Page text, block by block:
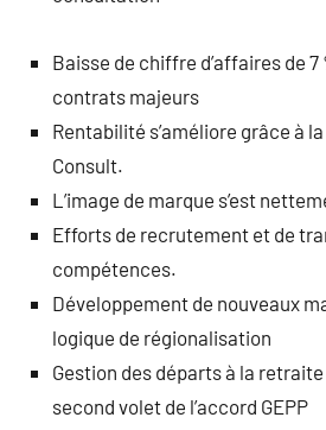
Baisse de chiffre d’affaires de 7
contrats majeurs
Rentabilité s’améliore grâce à
Consult.
L’image de marque s’est
Efforts de recrutement et de
compétences.
Développement de nouveaux
logique de régionalisation
Gestion des départs à la retraite
second volet de l’accord GEPP